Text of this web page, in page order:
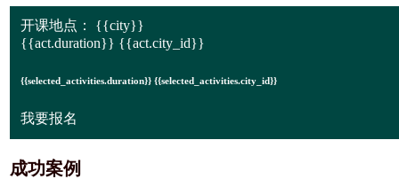
开课地点： {{city}}
{{act.duration}} {{act.city_id}}
{{selected_activities.duration}} {{selected_activities.city_id}}
我要报名
成功案例